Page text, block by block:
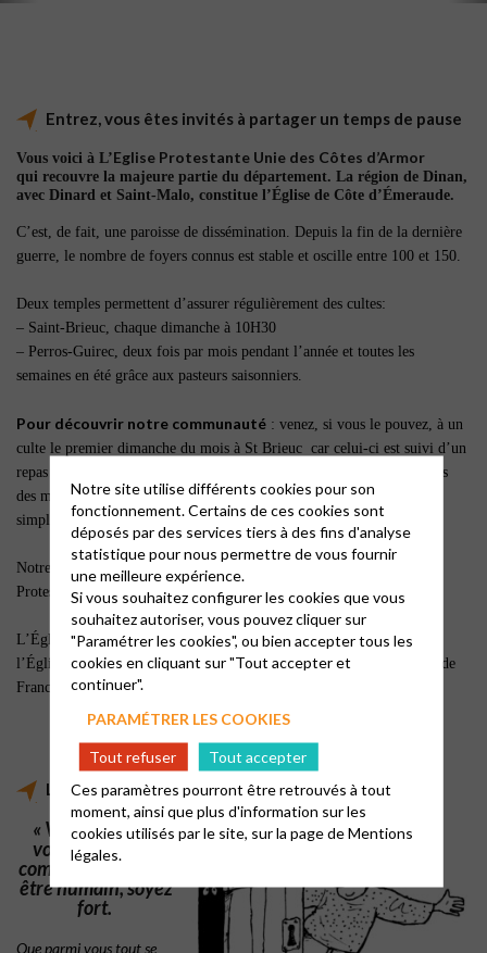
Entrez, vous êtes invités à partager un temps de pause
Vous voici à L’Eglise Protestante Unie des Côtes d’Armor
qui recouvre la majeure partie du département. La région de Dinan,
avec Dinard et Saint-Malo, constitue l’Église de Côte d’Émeraude.
C’est, de fait, une paroisse de dissémination. Depuis la fin de la dernière
guerre, le nombre de foyers connus est stable et oscille entre 100 et 150.
Deux temples permettent d’assurer régulièrement des cultes:
– Saint-Brieuc, chaque dimanche à 10H30
– Perros-Guirec, deux fois par mois pendant l’année et toutes les
semaines en été grâce aux pasteurs saisonniers.
Pour découvrir notre communauté : venez, si vous le pouvez, à un
culte le premier dimanche du mois à St Brieuc car celui-ci est suivi d’un
repas fraternel. Vous aurez ainsi l’occasion de rencontrer des membres
des membres de notre communauté et d’échanger avec eux en toute
simplicité. Vous pouvez aussi demander à rencontrer notre pasteur.
Notre Église est l’une des 37 Églises de la région Ouest de l’Église
Protestante Unie de France.
L’Église Protestante Unie de France est née en 2013 de l’Union de
l’Église Réformée de France et de l’Église Évangélique Luthérienne de
France. Elle est membre de la Fédération Protestante de France.
La spécificité de la foi protestante, c'est quoi ?
« Veillez, tenez-
vous dans la foi,
comportez-vous en
être humain, soyez
fort.
Que parmi vous tout se
Notre site utilise différents cookies pour son
fonctionnement. Certains de ces cookies sont
déposés par des services tiers à des fins d'analyse
statistique pour nous permettre de vous fournir
une meilleure expérience.
Si vous souhaitez configurer les cookies que vous
souhaitez autoriser, vous pouvez cliquer sur
"Paramétrer les cookies", ou bien accepter tous les
cookies en cliquant sur "Tout accepter et
continuer".
PARAMÉTRER LES COOKIES
Tout refuser
Tout accepter
Ces paramètres pourront être retrouvés à tout
moment, ainsi que plus d'information sur les
cookies utilisés par le site, sur la page deMentions
légales.